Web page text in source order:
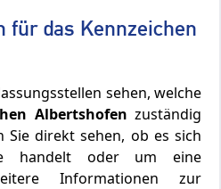
für das Kennzeichen
sehen, welche
Albertshofen zuständig
Sie direkt sehen, ob es sich
handelt oder um eine
Informationen zur